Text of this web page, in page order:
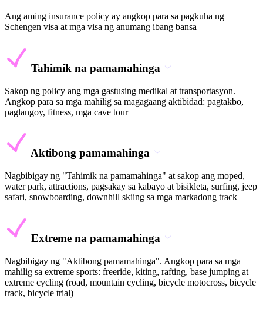
Ang aming insurance policy ay angkop para sa pagkuha ng
Schengen visa at mga visa ng anumang ibang bansa
Tahimik na pamamahinga
Sakop ng policy ang mga gastusing medikal at transportasyon.
Angkop para sa mga mahilig sa magagaang aktibidad: pagtakbo,
paglangoy, fitness, mga cave tour
Aktibong pamamahinga
Nagbibigay ng "Tahimik na pamamahinga" at sakop ang moped,
water park, attractions, pagsakay sa kabayo at bisikleta, surfing, jeep
safari, snowboarding, downhill skiing sa mga markadong track
Extreme na pamamahinga
Nagbibigay ng "Aktibong pamamahinga". Angkop para sa mga
mahilig sa extreme sports: freeride, kiting, rafting, base jumping at
extreme cycling (road, mountain cycling, bicycle motocross, bicycle
track, bicycle trial)